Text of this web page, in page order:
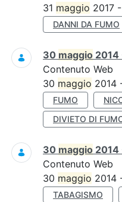
31 maggio 2017
DANNI DA FUMO
30 maggio 2014
Contenuto Web
30 maggio 2014
FUMO
DIVIETO DI
30 maggio 2014
Contenuto Web
30 maggio 2014
TABAGISMO